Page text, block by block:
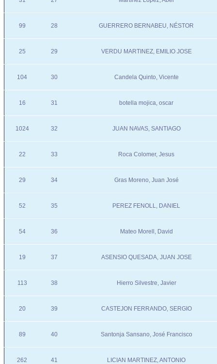
99 28 GUERRERO BERNABEU, NÉSTOR
25 29 VERDU MARTINEZ, EMILIO JOSE
104 30 Candela Quinto, Vicente
16 31 botella mojica, oscar
1024 32 JUAN NAVAS, SANTIAGO
22 33 Roca Colomer, Jesus
29 34 Gras Moreno, Juan José
52 35 PEREZ FENOLL, DANIEL
54 36 Mateo Morell, David
19 37 ASENSIO QUESADA, JUAN JOSE
113 38 Hierro Silvestre, Javier
20 39 CASTEJON FERRANDO, SERGIO
89 40 Santonja Sansano, José Francisco
262 41 LICIAN MARTINEZ, ANTONIO